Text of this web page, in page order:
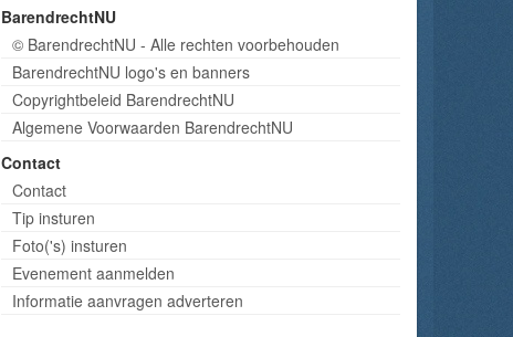
BarendrechtNU
© BarendrechtNU - Alle rechten voorbehouden
BarendrechtNU logo's en banners
Copyrightbeleid BarendrechtNU
Algemene Voorwaarden BarendrechtNU
Contact
Contact
Tip insturen
Foto('s) insturen
Evenement aanmelden
Informatie aanvragen adverteren